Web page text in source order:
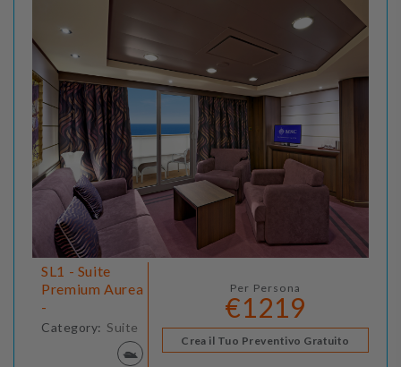
SL1 - Suite
Premium Aurea
-
Category: Suite
Per Persona
€1219
Crea il Tuo Preventivo Gratuito